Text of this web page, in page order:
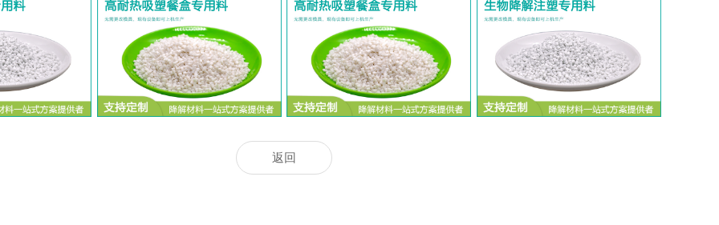
专用料 耐热吸塑餐盒专用料 吸塑餐盒专用料 生物降解注塑专用料
返回